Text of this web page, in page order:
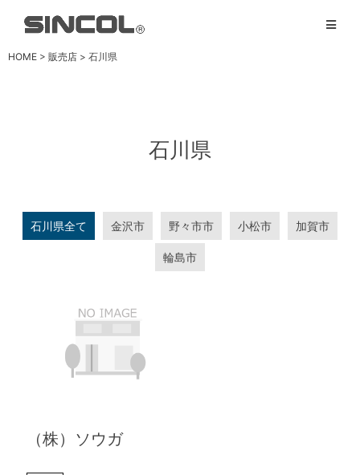
HOME > 販売店 > 石川県
石川県
石川県全て 金沢市 野々市市 小松市 加賀市
輪島市
（株）ソウガ